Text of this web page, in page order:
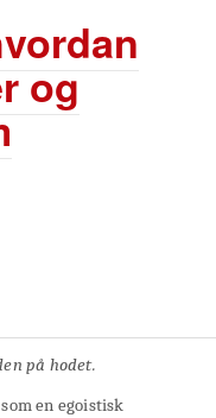
og
på hodet.
en egoistisk